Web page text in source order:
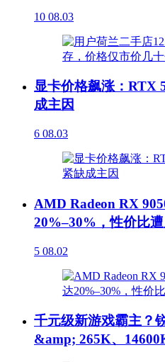
10 08.03
显卡价格飙涨：RTX
成主因
6 08.03
AMD Radeon RX
20%–30%，性价比
5 08.02
千元级新游戏霸主？
&amp; 265K、